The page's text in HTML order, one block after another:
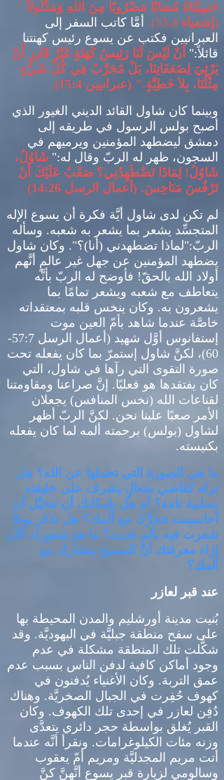
حَسِبْنَاهُ مُصَابًا مَضْرُوبًا مِنَ اللهِ وَمَذْلُولاً."
( إشعياء 53:4). أمَّا كاتب السفر إلى
العبرانيين فكتب عن يسوع رئيس كهنتنا
قائلاً:" أَنْ لَيْسَ لَنَا رَئِيسُ كَهَنَةٍ غَيْرُ قَادِرٍ أَنْ
يَرْثِيَ لِضَعَفَاتِنَا، بَلْ مُجَرَّبٌ فِي كُلِّ شَيْءٍ
مِثْلُنَا، بِلاَ خَطِيَّةٍ." (عبرانيين 15:4).
وبينما كان شاول القائد الديني الغيور
الذي
أصبح بولس الرسول في طريقه إلى
دمشق ليضطهد المؤمنين ويرميهم في
السجون، ظهر له الربّ وقال له:" شَاوُلُ،
شَاوُلُ! لِمَاذَا تَضْطَهِدُنِي؟ صَعْبٌ عَلَيْكَ أَنْ
تَرْفُسَ مَنَاخِسَ. ( أعمال الرسل 14:26)
لم تكن لدى شاول أيَّة فكرة أن يسوع الإله
المتجسِّد يشعر بما يشعر به شعبه. وسأله
الربّ:"لماذا تضطهدني ( أنا)؟". وكان شاول
يضطهد المؤمنين عن جهل غير عالمٍ أنَّهم
أولاد الله بالحقّ! فأوضح له الربّ بأنَّه
يتعاطف مع شعبه ويشعر تمامًا بما
يشعرون به. وكان ينخس قلبه بمعتقداته
خاصَّة عندما شاهد بأمّ العين موت
إستفانوس أوَّل شهيد ( أعمال الرسل
57:7-
60) ، لكنَّ شاول إستمرّ بما كان يفعله تحت
صورة التقوى التي رآها في شاول، التي
كان يفتقدها هو فعليًا. إنَّ صراعنا ومقاومتنا
لقناعات الله (نخس المنافس) يجعلان
الأمر صعبًا علينا نحن. لكنَّ الربّ أظهر
لشاول (بولس) برحمته ألمه لما كان يفعله
بكنيسته.
ما هي الصورة التي تحملها عن الله؟ هل
تراه كقاضي متعالٍ يشرف على خليقته
بسلبية تامة؟ أم هل بإمكانك أن تتخيَّل أن
أحاسيسه تتحرَّك مع ألمك؟ هل تذكر يومًا
شعرت فيه بألم شديد؟ ما هو شعورك الآن
إزاء معرفتك أنَّ المسيح يتشارك مع
ألمك؟
عند قبر لعازر
بُنيت مدينة أورشليم والمدن المحيطة بها
على سفح منطقة جبليَّة في اليهوديَّة. وقد
شكَّلت تلك المنطقة مشكلة في عدم
وجود أماكن كافية لدفن الناس بسبب عدم
عمق التربة. وكان الأغنياء يُدفنون في
كهوف حُفِرت في الجبال الصخريَّة. وهناك
دُفِن لعازر في إحدى تلك الكهوف. وكان
القبر يُغلق بواسطة حجر دائري يتعدَّى
وزنه مئات الكيلوغرامات. ونقرأ أنَّه عندما
أتت مريم المجدليَّة ومريم أمّ يعقوب
وسالومي لزيارة قبر يسوع أنَّهنَّ كنَّ